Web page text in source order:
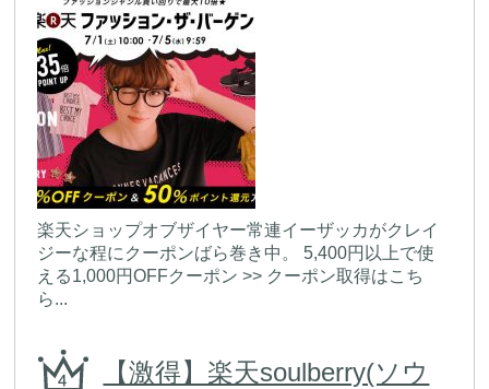
楽天ショップオブザイヤー常連イーザッカがクレイ
ジーな程にクーポンばら巻き中。 5,400円以上で使
える1,000円OFFクーポン >> クーポン取得はこち
ら...
【激得】楽天soulberry(ソウ